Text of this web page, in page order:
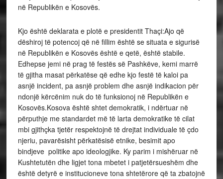
në Republikën e Kosovës.
Kjo është deklarata e plotë e presidentit Thaçi:Ajo që
dëshiroj të potencoj që në fillim është se situata e sigurisë
në Republikën e Kosovës është e qetë, është stabile.
Edhepse jemi në prag të festës së Pashkëve, kemi marrë
të gjitha masat përkatëse që edhe kjo festë të kaloi pa
asnjë incident, pa asnjë problem dhe asnjë indikacion për
ndonjë kërcënim nuk do të funksionoj në Republikën e
Kosovës.Kosova është shtet demokratik, i ndërtuar në
përputhje me standardet më të larta demokratike të cilat
mbi gjithçka tjetër respektojnë të drejtat individuale të çdo
njeriu, pavarësisht përkatësisë etnike, besimit apo
bindjeve politike apo ideologjike. Ky parim i mishëruar në
Kushtetutën dhe ligjet tona mbetet i patjetërsueshëm dhe
është detyrë e institucioneve tona shtetërore që ta zbatojnë